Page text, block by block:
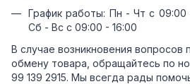
График работы: Пн - Чт с
Сб - Вс с 09:00 - 16:00
В случае возникновения вопросов
обмену товара, обращайтесь по
99 139 2915. Мы всегда рады